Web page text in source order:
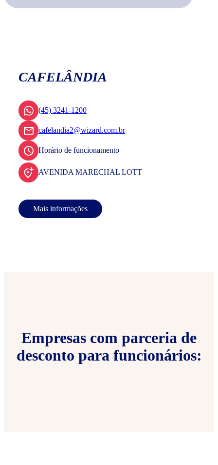
CAFELÂNDIA
(45) 3241-1200
cafelandia2@wizard.com.br
Horário de funcionamento
AVENIDA MARECHAL LOTT
Mais informações
Empresas com parceria de
desconto para funcionários: